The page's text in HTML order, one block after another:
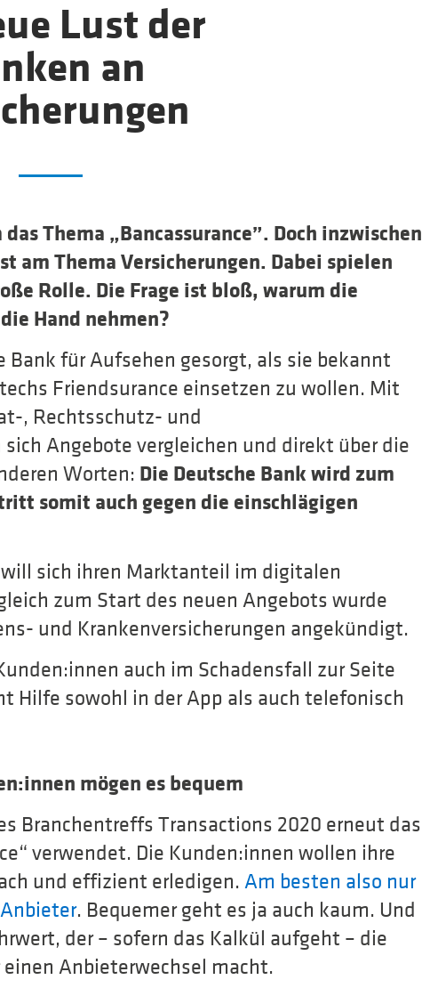
Lust der
an
Thema „Bancassurance”. Doch inzwischen
am Thema Versicherungen. Dabei spielen
Rolle. Die Frage ist bloß, warum die
Hand nehmen?
Bank für Aufsehen gesorgt, als sie bekannt
Friendsurance einsetzen zu wollen. Mit
, Rechtsschutz- und
Angebote vergleichen und direkt über die
Worten: Die Deutsche Bank wird zum
somit auch gegen die einschlägigen
sich ihren Marktanteil im digitalen
zum Start des neuen Angebots wurde
und Krankenversicherungen angekündigt.
auch im Schadensfall zur Seite
Hilfe sowohl in der App als auch telefonisch
mögen es bequem
Branchentreffs Transactions 2020 erneut das
verwendet. Die Kunden:innen wollen ihre
und effizient erledigen. Am besten also nur
. Bequemer geht es ja auch kaum. Und
der – sofern das Kalkül aufgeht – die
Anbieterwechsel macht.